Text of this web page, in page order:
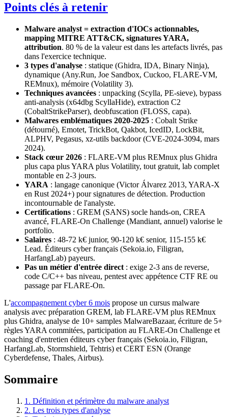
Points clés à retenir
Malware analyst = extraction d'IOCs actionnables,
mapping MITRE ATT&CK, signatures YARA,
attribution. 80 % de la valeur est dans les artefacts livrés, pas
dans l'exercice technique.
3 types d'analyse : statique (Ghidra, IDA, Binary Ninja),
dynamique (Any.Run, Joe Sandbox, Cuckoo, FLARE-VM,
REMnux), mémoire (Volatility 3).
Techniques avancées : unpacking (Scylla, PE-sieve), bypass
anti-analysis (x64dbg ScyllaHide), extraction C2
(CobaltStrikeParser), deobfuscation (FLOSS, capa).
Malwares emblématiques 2020-2025 : Cobalt Strike
(détourné), Emotet, TrickBot, Qakbot, IcedID, LockBit,
ALPHV, Pegasus, xz-utils backdoor (CVE-2024-3094, mars
2024).
Stack cœur 2026 : FLARE-VM plus REMnux plus Ghidra
plus capa plus YARA plus Volatility, tout gratuit, lab complet
montable en 2-3 jours.
YARA : langage canonique (Victor Álvarez 2013, YARA-X
en Rust 2024+) pour signatures de détection. Production
incontournable de l'analyste.
Certifications : GREM (SANS) socle hands-on, CREA
avancé, FLARE-On Challenge (Mandiant, annuel) valorise le
portfolio.
Salaires : 48-72 k€ junior, 90-120 k€ senior, 115-155 k€
Lead. Éditeurs cyber français (Sekoia.io, Filigran,
HarfangLab) payeurs.
Pas un métier d'entrée direct : exige 2-3 ans de reverse,
code C/C++ bas niveau, pentest avec appétence CTF RE ou
passage par FLARE-On.
L'accompagnement cyber 6 mois propose un cursus malware
analysis avec préparation GREM, lab FLARE-VM plus REMnux
plus Ghidra, analyse de 10+ samples MalwareBazaar, écriture de 5+
règles YARA commitées, participation au FLARE-On Challenge et
coaching d'entretien éditeurs cyber français (Sekoia.io, Filigran,
HarfangLab, Stormshield, Tehtris) et CERT ESN (Orange
Cyberdefense, Thales, Airbus).
Sommaire
1. Définition et périmètre du malware analyst
2. Les trois types d'analyse